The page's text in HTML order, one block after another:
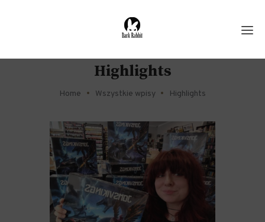
Highlights
Home Wszystkie wpisy Highlights